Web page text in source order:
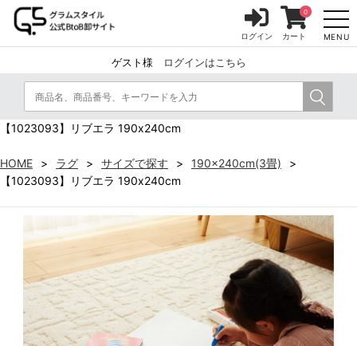
ゲスト様 ログインはこちら
MENU
ログイン カート
0
【1023093】リブエラ 190x240cm
HOME ラグ サイズで探す
190x240cm(3畳)
【1023093】リブエラ 190x240cm